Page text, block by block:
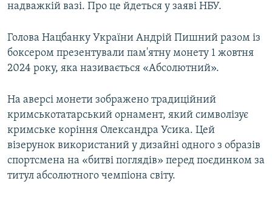
надважкій вазі. Про це йдеться у заяві НБУ.
Голова Нацбанку України Андрій Пишний разом із
боксером презентували пам'ятну монету 1 жовтня
2024 року, яка називається «Абсолютний».
На аверсі монети зображено традиційний
кримськотатарський орнамент, який символізує
кримське коріння Олександра Усика. Цей
візерунок використаний у дизайні одного з образів
спортсмена на «битві поглядів» перед поєдинком за
титул абсолютного чемпіона світу.